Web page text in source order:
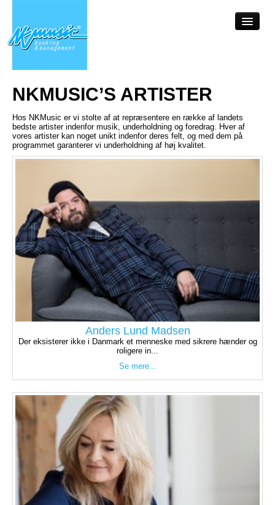
Forside
Nyheder
Kalenderen
Om NKMusic
Artister
Foredrag
Booking
Kontakt
NKMUSIC’S ARTISTER
Hos NKMusic er vi stolte af at repræsentere en række af landets
bedste artister indenfor musik, underholdning og foredrag. Hver af
vores artister kan noget unikt indenfor deres felt, og med dem på
programmet garanterer vi underholdning af høj kvalitet.
Anders Lund Madsen
Der eksisterer ikke i Danmark et menneske med sikrere hænder og
roligere in...
Se mere...